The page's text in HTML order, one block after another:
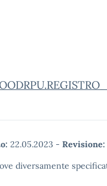
22.05.2023 - Revisione:
diversamente